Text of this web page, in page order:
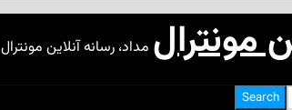
مداد، رسانه آنلاین مونترال
Search